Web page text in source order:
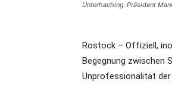
Unterhaching-Präsident
Rostock – Offiziell,
Begegnung zwischen
Unprofessionalität der